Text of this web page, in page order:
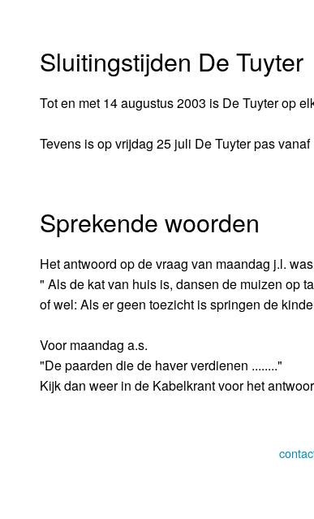
Sluitingstijden De Tuyter
Tot en met 14 augustus 2003 is De Tuyter op
Tevens is op vrijdag 25 juli De Tuyter pas
Sprekende woorden
Het antwoord op de vraag van maandag j.l.
" Als de kat van huis is, dansen de muizen op
of wel: Als er geen toezicht is springen de
Voor maandag a.s.
"De paarden die de haver verdienen ........"
Kijk dan weer in de Kabelkrant voor het